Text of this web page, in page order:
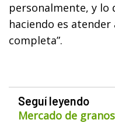
personalmente, y lo
haciendo es atender
completa”.
Seguí leyendo
Mercado de